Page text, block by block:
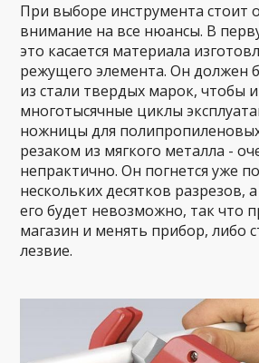
При выборе инструмента стоит
внимание на все нюансы. В
это касается материала
режущего элемента. Он должен
из стали твердых марок, чтобы
многотысячные циклы
ножницы для
резаком из мягкого металла -
непрактично. Он погнется уже
нескольких десятков разрезов,
его будет невозможно, так что
магазин и менять прибор, либо
лезвие.